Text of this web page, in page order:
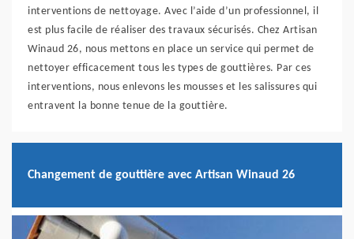
interventions de nettoyage. Avec l’aide d’un professionnel, il
est plus facile de réaliser des travaux sécurisés. Chez Artisan
Winaud 26, nous mettons en place un service qui permet de
nettoyer efficacement tous les types de gouttières. Par ces
interventions, nous enlevons les mousses et les salissures qui
entravent la bonne tenue de la gouttière.
Changement de gouttière avec Artisan Winaud 26